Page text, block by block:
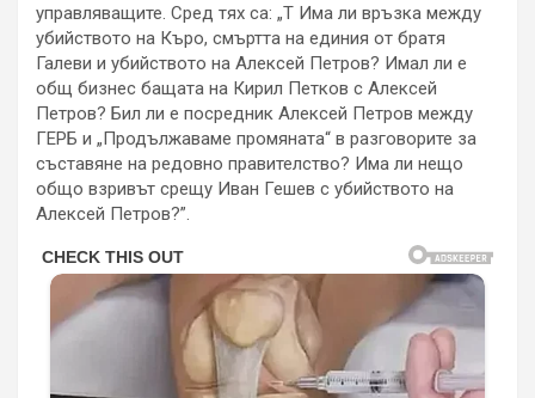
управляващите. Сред тях са: „Т Има ли връзка между
убийството на Къро, смъртта на единия от братя
Галеви и убийството на Алексей Петров? Имал ли е
общ бизнес бащата на Кирил Петков с Алексей
Петров? Бил ли е посредник Алексей Петров между
ГЕРБ и „Продължаваме промяната“ в разговорите за
съставяне на редовно правителство? Има ли нещо
общо взривът срещу Иван Гешев с убийството на
Алексей Петров?”.